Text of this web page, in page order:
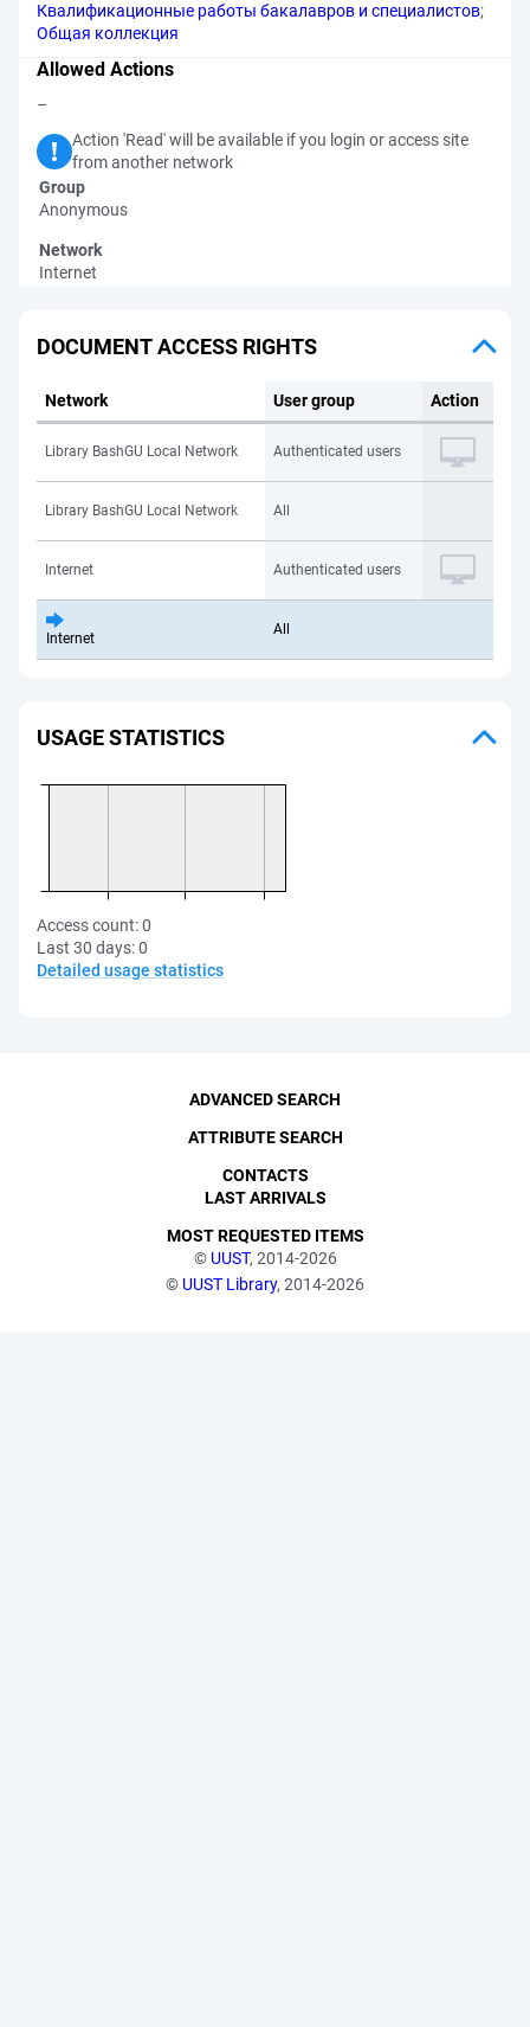
Квалификационные работы бакалавров и специалистов;
Общая коллекция
Allowed Actions
–
Action 'Read' will be available if you login or access site
from another network
Group
Anonymous
Network
Internet
DOCUMENT ACCESS RIGHTS
Network User group Action
Library BashGU Local Network Authenticated users
Library BashGU Local Network All
Internet Authenticated users
Internet
All
USAGE STATISTICS
Access count:0
Last 30 days:0
Detailed usage statistics
© UUST, 2014-2026
© UUST Library, 2014-2026
ADVANCED SEARCH
ATTRIBUTE SEARCH
CONTACTS
LAST ARRIVALS
MOST REQUESTED ITEMS